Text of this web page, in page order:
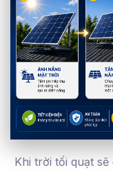
Khi trời tối quạt